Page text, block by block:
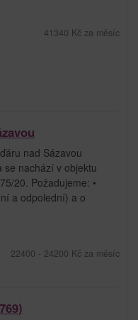
41340 Kč za měsíc
nad Sázavou
se nachází v objektu
20. Požadujeme: •
a odpolední) a o
22400 - 24200 Kč za měsíc